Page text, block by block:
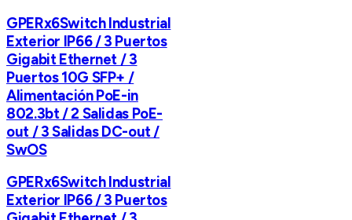
GPERx6Switch Industrial
Exterior IP66 / 3 Puertos
Gigabit Ethernet / 3
Puertos 10G SFP+ /
Alimentación PoE-in
802.3bt / 2 Salidas PoE-
out / 3 Salidas DC-out /
SwOS
GPERx6Switch Industrial
Exterior IP66 / 3 Puertos